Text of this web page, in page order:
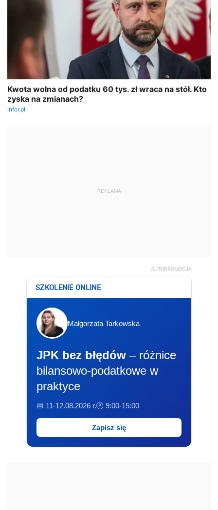
REKLAMA
AUTOPROMOCJA
SZKOLENIE ONLINE
Małgorzata Tarkowska
JPK bez błędów – różnice
bilansowo-podatkowe w
praktyce
📅 11-12.08.2026 r.🕐 9:00-15:00
Zapisz się